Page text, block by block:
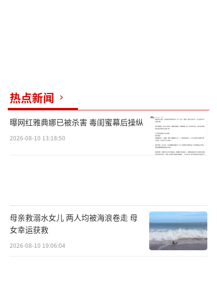
热点新闻
曝网红雅典娜已被杀害 毒闺蜜幕后操纵
2026-08-10 13:18:50
母亲救溺水女儿 两人均被海浪卷走 母
女幸运获救
2026-08-10 19:06:04